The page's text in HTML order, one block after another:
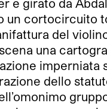
e girato da
un cortocircuito
del
una
imperniata
dello